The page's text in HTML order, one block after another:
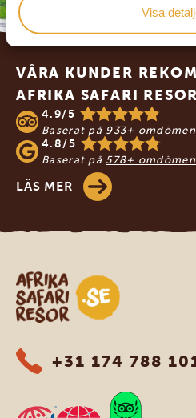
Visa
Footer
VÅRA KUNDER
AFRIKA SAFARI RESOR
4.9/5
Baserat på 933+ omdömen
4.8/5
Baserat på 578+ omdömen
LÄS MER
Safari-resor i Afrika
+31 174 788